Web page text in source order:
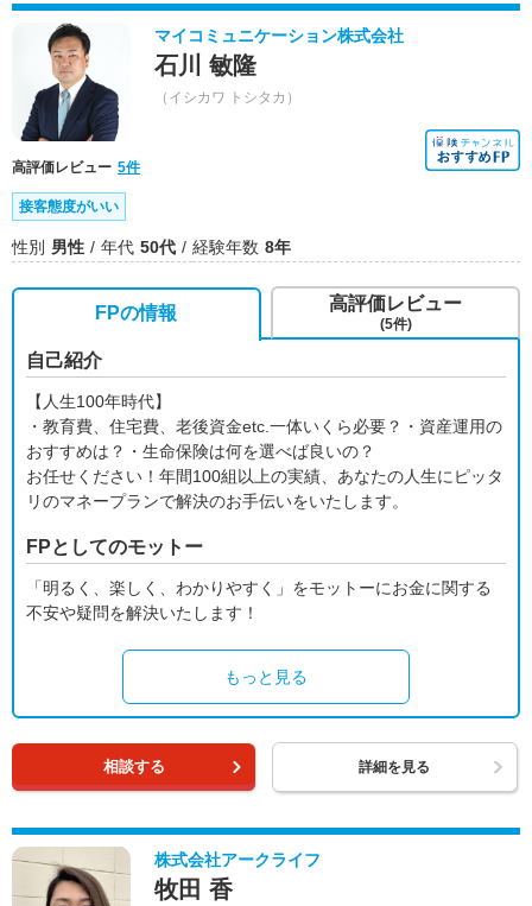
マイコミュニケーション株式会社
石川 敏隆
（イシカワ トシタカ）
高評価レビュー 5件
接客態度がいい
性別 男性 年代 50代 経験年数 8年
FPの情報
自己紹介
【人生100年時代】
・教育費、住宅費、老後資金etc.一体いくら必要？・資産運用の
おすすめは？・生命保険は何を選べば良いの？
お任せください！年間100組以上の実績、あなたの人生にピッタ
リのマネープランで解決のお手伝いをいたします。
FPとしてのモットー
「明るく、楽しく、わかりやすく」をモットーにお金に関する
不安や疑問を解決いたします！
もっと見る
高評価レビュー
(5件)
相談する 詳細を見る
株式会社アークライフ
牧田 香